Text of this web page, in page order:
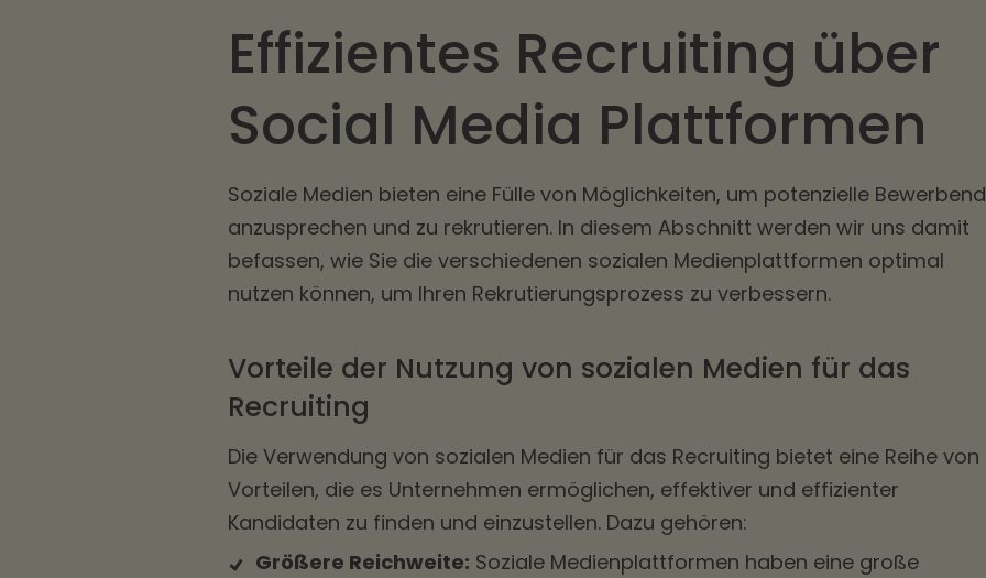
Effizientes Recruiting über
Social Media Plattformen
Soziale Medien bieten eine Fülle von Möglichkeiten, um potenzielle
anzusprechen und zu rekrutieren. In diesem Abschnitt werden wir uns damit
befassen, wie Sie die verschiedenen sozialen Medienplattformen optimal
nutzen können, um Ihren Rekrutierungsprozess zu verbessern.
Vorteile der Nutzung von sozialen Medien für das
Recruiting
Die Verwendung von sozialen Medien für das Recruiting bietet eine Reihe von
Vorteilen, die es Unternehmen ermöglichen, effektiver und effizienter
Kandidaten zu finden und einzustellen. Dazu gehören:
Größere Reichweite: Soziale Medienplattformen haben eine große